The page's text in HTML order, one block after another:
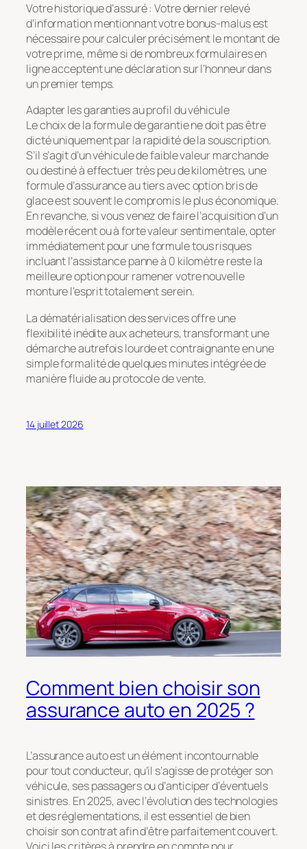
Votre historique d’assuré : Votre dernier relevé
d’information mentionnant votre bonus-malus est
nécessaire pour calculer précisément le montant de
votre prime, même si de nombreux formulaires en
ligne acceptent une déclaration sur l’honneur dans
un premier temps.
Adapter les garanties au profil du véhicule
Le choix de la formule de garantie ne doit pas être
dicté uniquement par la rapidité de la souscription.
S’il s’agit d’un véhicule de faible valeur marchande
ou destiné à effectuer très peu de kilomètres, une
formule d’assurance au tiers avec option bris de
glace est souvent le compromis le plus économique.
En revanche, si vous venez de faire l’acquisition d’un
modèle récent ou à forte valeur sentimentale, opter
immédiatement pour une formule tous risques
incluant l’assistance panne à 0 kilomètre reste la
meilleure option pour ramener votre nouvelle
monture l’esprit totalement serein.
La dématérialisation des services offre une
flexibilité inédite aux acheteurs, transformant une
démarche autrefois lourde et contraignante en une
simple formalité de quelques minutes intégrée de
manière fluide au protocole de vente.
14 juillet 2026
Comment bien choisir son
assurance auto en 2025 ?
L’assurance auto est un élément incontournable
pour tout conducteur, qu’il s’agisse de protéger son
véhicule, ses passagers ou d’anticiper d’éventuels
sinistres. En 2025, avec l’évolution des technologies
et des réglementations, il est essentiel de bien
choisir son contrat afin d’être parfaitement couvert.